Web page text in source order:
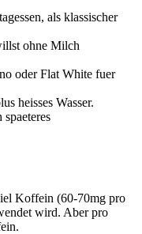
als klassischer
ohne Milch
oder Flat White fuer
heisses Wasser.
Koffein (60-70mg pro
wird. Aber pro